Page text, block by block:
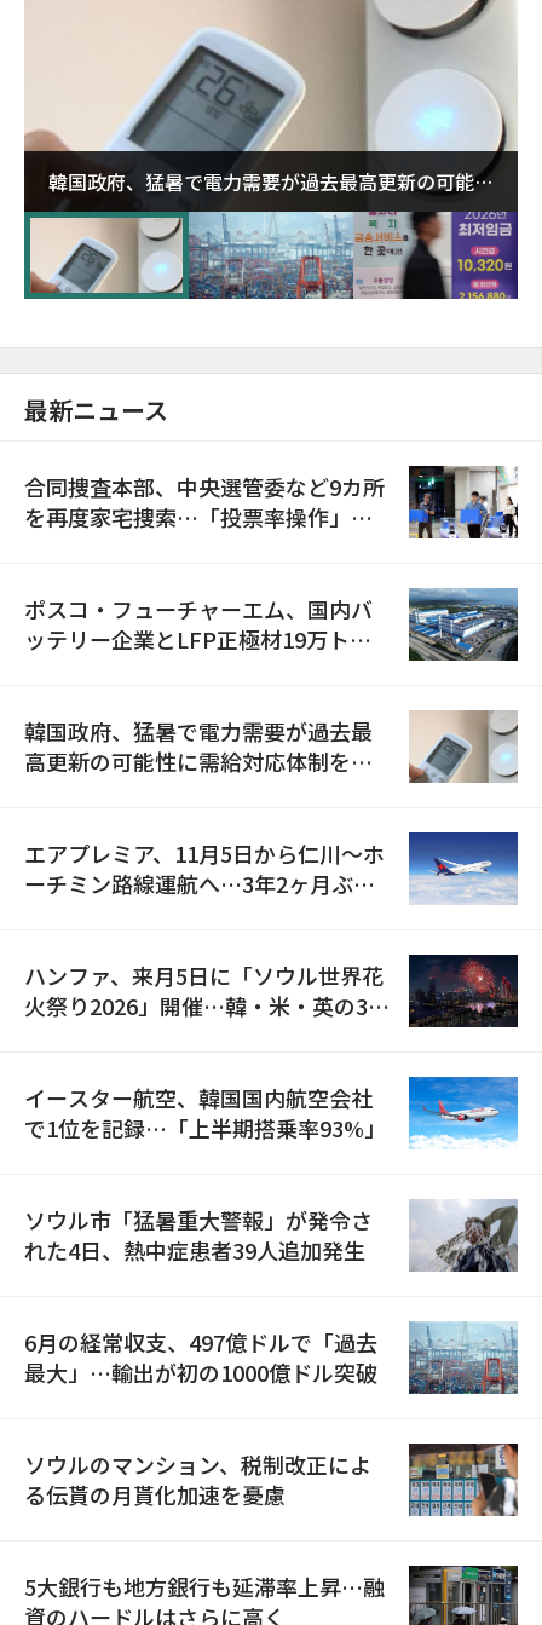
韓国政府、猛暑で電力需要が過去最高更新の可能性
に需給対応体制を点検
最新ニュース
合同捜査本部、中央選管委など9カ所
を再度家宅捜索…「投票率操作」の
ポスコ・フューチャーエム、国内バ
ッテリー企業とLFP正極材19万トン
韓国政府、猛暑で電力需要が過去最
高更新の可能性に需給対応体制を点
エアプレミア、11月5日から仁川〜ホ
ーチミン路線運航へ…3年2ヶ月ぶり
ハンファ、来月5日に「ソウル世界花
火祭り2026」開催…韓・米・英の3カ
イースター航空、韓国国内航空会社
で1位を記録…「上半期搭乗率93%」
ソウル市「猛暑重大警報」が発令さ
れた4日、熱中症患者39人追加発生
6月の経常収支、497億ドルで「過去
最大」…輸出が初の1000億ドル突破
ソウルのマンション、税制改正によ
る伝貰の月貰化加速を憂慮
5大銀行も地方銀行も延滞率上昇…融
資のハードルはさらに高く